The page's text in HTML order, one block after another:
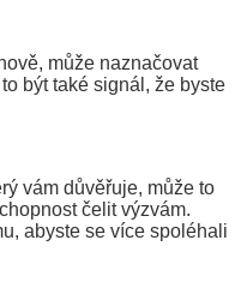
může naznačovat
být také signál, že byste
vám důvěřuje, může to
čelit výzvám.
abyste se více spoléhali